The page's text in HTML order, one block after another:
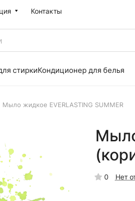
Контакты
стиркиКондиционер для белья
Мыло жидкое EVERLASTING SUMMER
0 Нет